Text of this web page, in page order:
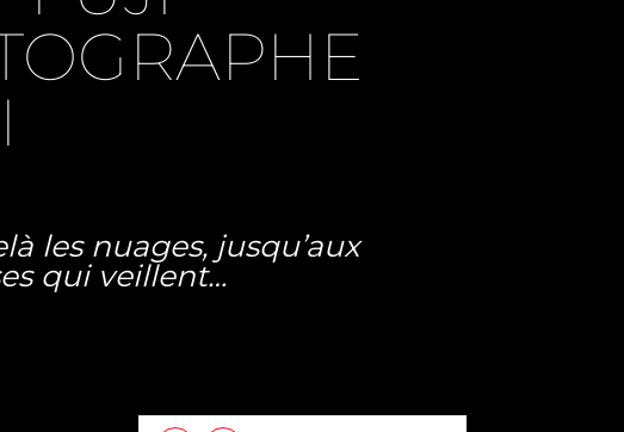
les nuages, jusqu’aux
qui veillent…